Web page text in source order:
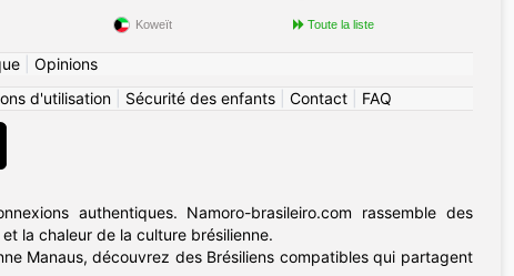
Koweït Toute la liste
| Opinions
d'utilisation| Sécurité des enfants| Contact| FAQ
authentiques. Namoro-brasileiro.com rassemble des
la chaleur de la culture brésilienne.
Manaus, découvrez des Brésiliens compatibles qui partagent